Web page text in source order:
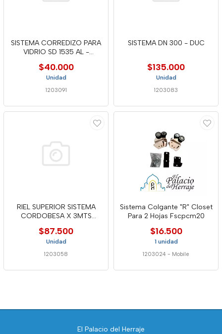
SISTEMA CORREDIZO PARA
VIDRIO SD 1535 AL -
$40.000
Unidad
1203091
SISTEMA DN 300 - DUC
$135.000
Unidad
1203083
RIEL SUPERIOR SISTEMA
CORDOBESA X 3MTS
$87.500
Unidad
1203058
Sistema Colgante "R" Closet
Para 2 Hojas Fscpcm20
$16.500
1 unidad
1203024 - Mobile
El Palacio del Herraje